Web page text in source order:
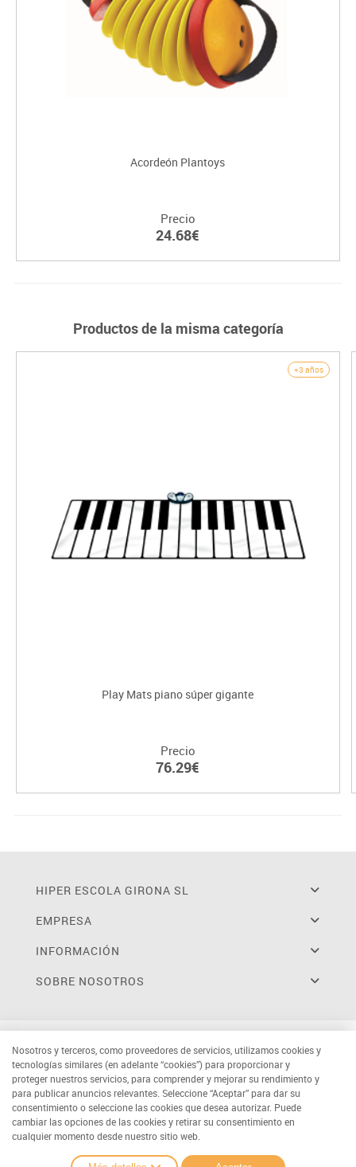
Acordeón Plantoys
Precio
24.68€
Productos de la misma categoría
+3 años
Play Mats piano súper gigante
Precio
76.29€
HIPER ESCOLA GIRONA SL
EMPRESA
INFORMACIÓN
SOBRE NOSOTROS
Nosotros y terceros, como proveedores de servicios, utilizamos cookies y
tecnologías similares (en adelante “cookies”) para proporcionar y
proteger nuestros servicios, para comprender y mejorar su rendimiento y
para publicar anuncios relevantes. Seleccione “Aceptar” para dar su
consentimiento o seleccione las cookies que desea autorizar. Puede
cambiar las opciones de las cookies y retirar su consentimiento en
cualquier momento desde nuestro sitio web.